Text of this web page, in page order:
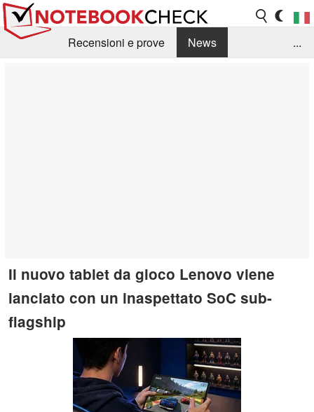
Recensioni e prove
News
...
Il nuovo tablet da gioco Lenovo viene
lanciato con un inaspettato SoC sub-
flagship